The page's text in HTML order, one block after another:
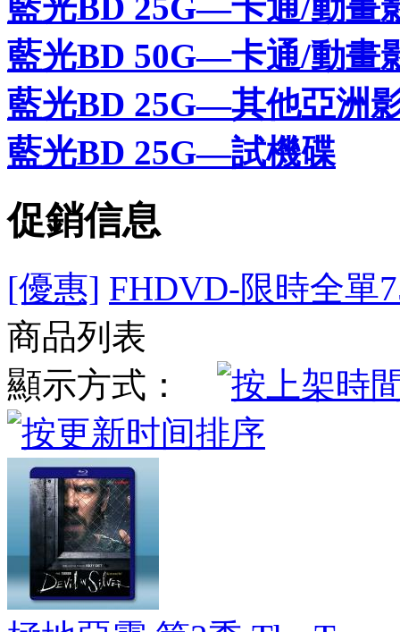
藍光BD 50G—卡通/動畫
藍光BD 25G—其他亞洲
藍光BD 25G—試機碟
促銷信息
[優惠] FHDVD-限時全單
商品列表
顯示方式：